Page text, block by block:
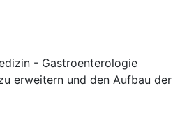
- Gastroenterologie
erweitern und den Aufbau